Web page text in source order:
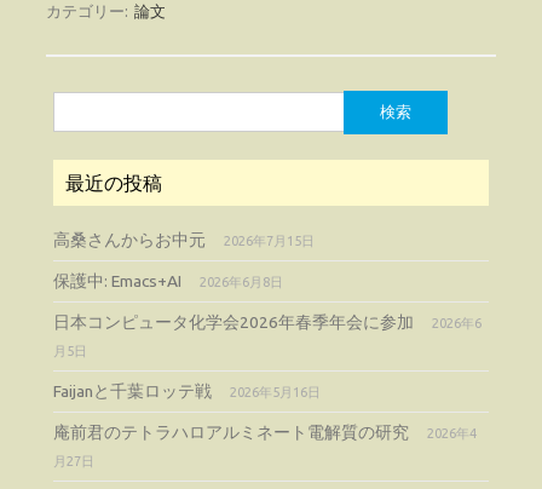
カテゴリー: 論文
索:
最近の投稿
高桑さんからお中元 2026年7月15日
保護中: Emacs+AI 2026年6月8日
日本コンピュータ化学会2026年春季年会に参加
2026年6
月5日
Faijanと千葉ロッテ戦 2026年5月16日
庵前君のテトラハロアルミネート電解質の研究
2026年4
月27日